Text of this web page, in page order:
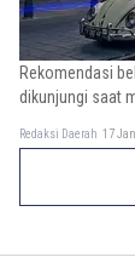
Rekomendasi
dikunjungi saat
Redaksi Daerah 17